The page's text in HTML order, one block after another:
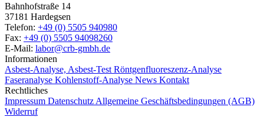
Bahnhofstraße 14
37181 Hardegsen
Telefon: +49 (0) 5505 940980
Fax: +49 (0) 5505 94098260
E-Mail: labor@crb-gmbh.de
Informationen
Asbest-Analyse, Asbest-Test Röntgenfluoreszenz-Analyse
Faseranalyse Kohlenstoff-Analyse News Kontakt
Rechtliches
Impressum Datenschutz Allgemeine Geschäftsbedingungen (AGB)
Widerruf